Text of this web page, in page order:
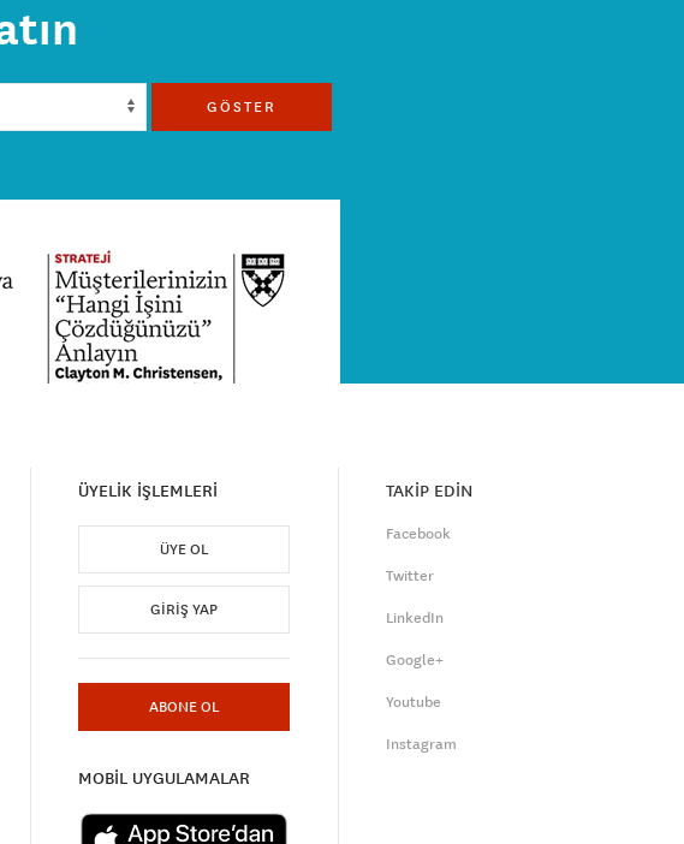
GÖSTER
ÜYELİK İŞLEMLERİ
ÜYE OL
GIRIŞ YAP
ABONE OL
MOBİL UYGULAMALAR
TAKİP EDİN
Facebook
Twitter
LinkedIn
Google+
Youtube
Instagram